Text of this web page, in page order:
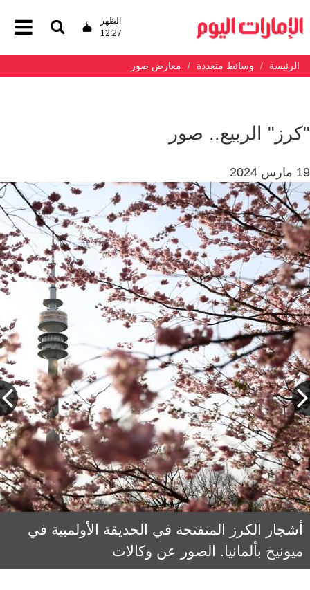
الظهر
12:27
الرئيسة وسائط متعددة معارض صور
"كرز" الربيع.. صور
19 مارس 2024
أشجار الكرز المتفتحة في الحديقة الأولمبية في
ميونيخ بألمانيا. الصور عن وكالات
يبدأ الربيع في 20 مارس في نصف الكرة الشمالي
وموسم الإزهار هو منتصف مارس إلى منتصف